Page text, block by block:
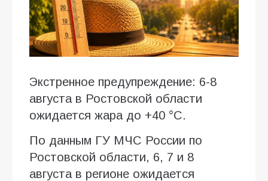
Экстренное предупреждение: 6-8
августа в Ростовской области
ожидается жара до +40 °C.
По данным ГУ МЧС России по
Ростовской области, 6, 7 и 8
августа в регионе ожидается